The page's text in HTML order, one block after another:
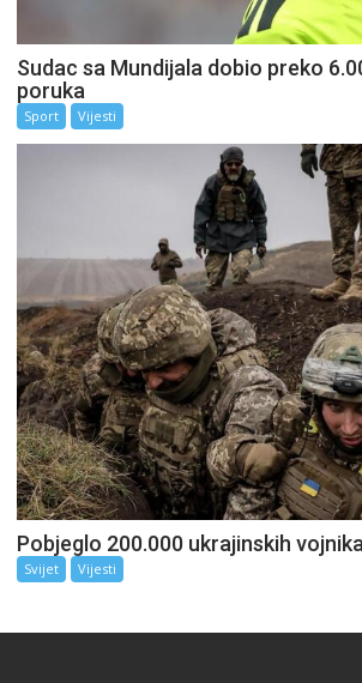
Sudac sa Mundijala dobio preko
poruka
Sport Vijesti
Pobjeglo 200.000 ukrajinskih
Svijet Vijesti